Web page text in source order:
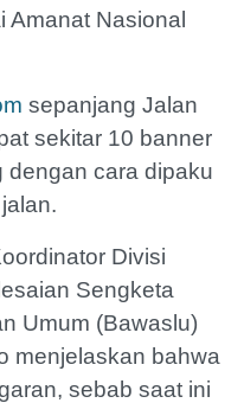
Amanat Nasional
sepanjang Jalan
sekitar 10 banner
dengan cara dipaku
Divisi
Sengketa
Umum (Bawaslu)
menjelaskan bahwa
sebab saat ini